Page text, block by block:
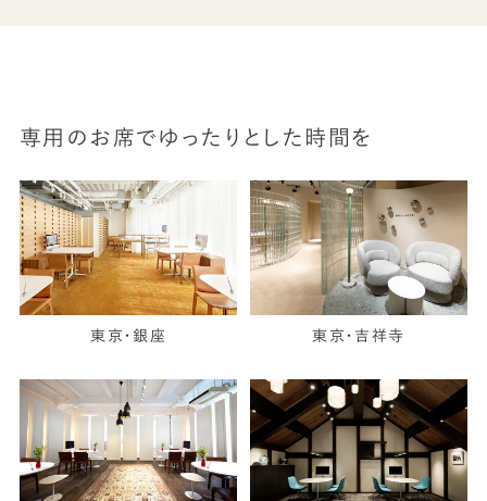
専用のお席でゆったりとした時間を
東京・銀座 東京・吉祥寺